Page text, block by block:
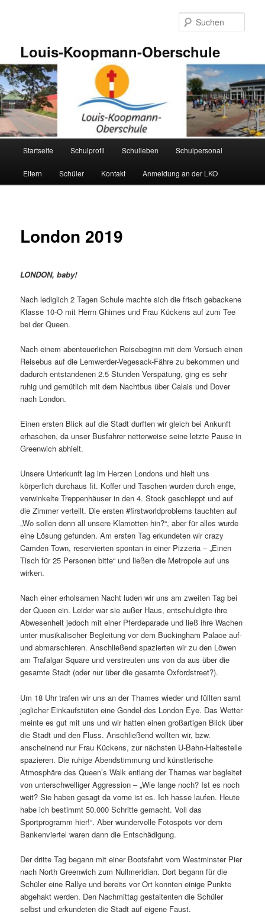
Louis-Koopmann-Oberschule
Startseite Schulprofil Schulleben Schulpersonal
Eltern Schüler Kontakt Anmeldung an der LKO
London 2019
LONDON, baby!
Nach lediglich 2 Tagen Schule machte sich die frisch gebackene
Klasse 10-O mit Herrn Ghimes und Frau Kückens auf zum Tee
bei der Queen.
Nach einem abenteuerlichen Reisebeginn mit dem Versuch einen
Reisebus auf die Lemwerder-Vegesack-Fähre zu bekommen und
dadurch entstandenen 2.5 Stunden Verspätung, ging es sehr
ruhig und gemütlich mit dem Nachtbus über Calais und Dover
nach London.
Einen ersten Blick auf die Stadt durften wir gleich bei Ankunft
erhaschen, da unser Busfahrer netterweise seine letzte Pause in
Greenwich abhielt.
Unsere Unterkunft lag im Herzen Londons und hielt uns
körperlich durchaus fit. Koffer und Taschen wurden durch enge,
verwinkelte Treppenhäuser in den 4. Stock geschleppt und auf
die Zimmer verteilt. Die ersten #firstworldproblems tauchten auf
„Wo sollen denn all unsere Klamotten hin?“, aber für alles wurde
eine Lösung gefunden. Am ersten Tag erkundeten wir crazy
Camden Town, reservierten spontan in einer Pizzeria – „Einen
Tisch für 25 Personen bitte“ und ließen die Metropole auf uns
wirken.
Nach einer erholsamen Nacht luden wir uns am zweiten Tag bei
der Queen ein. Leider war sie außer Haus, entschuldigte ihre
Abwesenheit jedoch mit einer Pferdeparade und ließ ihre Wachen
unter musikalischer Begleitung vor dem Buckingham Palace auf-
und abmarschieren. Anschließend spazierten wir zu den Löwen
am Trafalgar Square und verstreuten uns von da aus über die
gesamte Stadt (oder nur über die gesamte Oxfordstreet?).
Um 18 Uhr trafen wir uns an der Thames wieder und füllten samt
jeglicher Einkaufstüten eine Gondel des London Eye. Das Wetter
meinte es gut mit uns und wir hatten einen großartigen Blick über
die Stadt und den Fluss. Anschließend wollten wir, bzw.
anscheinend nur Frau Kückens, zur nächsten U-Bahn-Haltestelle
spazieren. Die ruhige Abendstimmung und künstlerische
Atmosphäre des Queen’s Walk entlang der Thames war begleitet
von unterschwelliger Aggression – „Wie lange noch? Ist es noch
weit? Sie haben gesagt da vorne ist es. Ich hasse laufen. Heute
habe ich bestimmt 50.000 Schritte gemacht. Voll das
Sportprogramm hier!“. Aber wundervolle Fotospots vor dem
Bankenviertel waren dann die Entschädigung.
Der dritte Tag begann mit einer Bootsfahrt vom Westminster Pier
nach North Greenwich zum Nullmeridian. Dort begann für die
Schüler eine Rallye und bereits vor Ort konnten einige Punkte
abgehakt werden. Den Nachmittag gestaltenten die Schüler
selbst und erkundeten die Stadt auf eigene Faust.